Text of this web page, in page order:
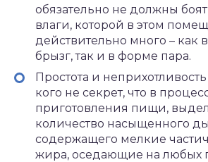
обязательно не должны
влаги, которой в этом
действительно много – как
брызг, так и в форме пара.
Простота и
кого не секрет, что в
приготовления пищи,
количество насыщенного
содержащего мелкие
жира, оседающие на любых